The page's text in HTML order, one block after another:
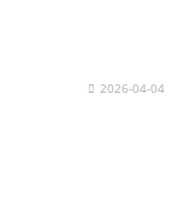
2026-04-04